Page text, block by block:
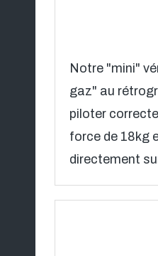
Notre "mini"
gaz" au
piloter
force de 18kg
directement